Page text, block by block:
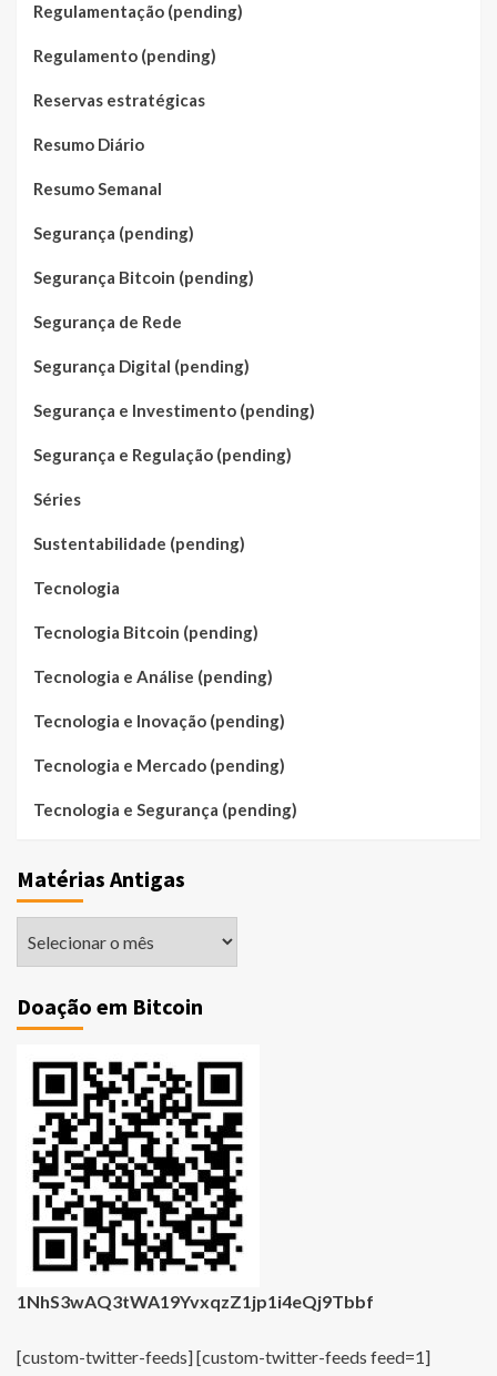
Regulamentação (pending)
Regulamento (pending)
Reservas estratégicas
Resumo Diário
Resumo Semanal
Segurança (pending)
Segurança Bitcoin (pending)
Segurança de Rede
Segurança Digital (pending)
Segurança e Investimento (pending)
Segurança e Regulação (pending)
Séries
Sustentabilidade (pending)
Tecnologia
Tecnologia Bitcoin (pending)
Tecnologia e Análise (pending)
Tecnologia e Inovação (pending)
Tecnologia e Mercado (pending)
Tecnologia e Segurança (pending)
Matérias Antigas
Doação em Bitcoin
1NhS3wAQ3tWA19YvxqzZ1jp1i4eQj9Tbbf
[custom-twitter-feeds] [custom-twitter-feeds feed=1]